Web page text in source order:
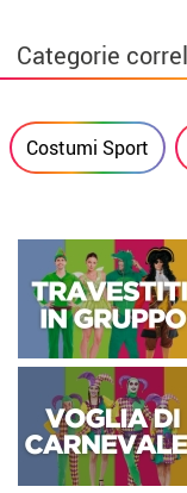
Categorie
Costumi Sport